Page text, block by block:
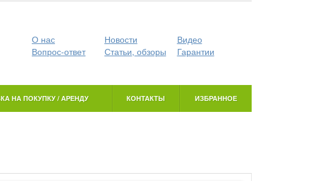
О нас Новости
Видео
Вопрос-ответ
Статьи, обзоры Гарантии
НА ПОКУПКУ / АРЕНДУ КОНТАКТЫ ИЗБРАННОЕ